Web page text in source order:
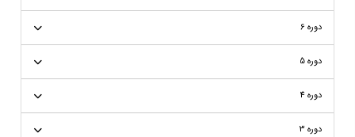
دوره 6
دوره 5
دوره 4
دوره 3